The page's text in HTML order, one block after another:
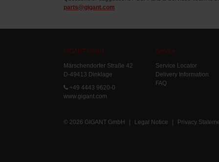
parts@gigant.com
GIGANT GmbH
Märschendorfer Straße 42
D-49413 Dinklage
+49 4443 9620-0
www.gigant.com
Service
Service Locator
Delivery Information
FAQ
© 2026 GIGANT GmbH | Legal Notice | Privacy